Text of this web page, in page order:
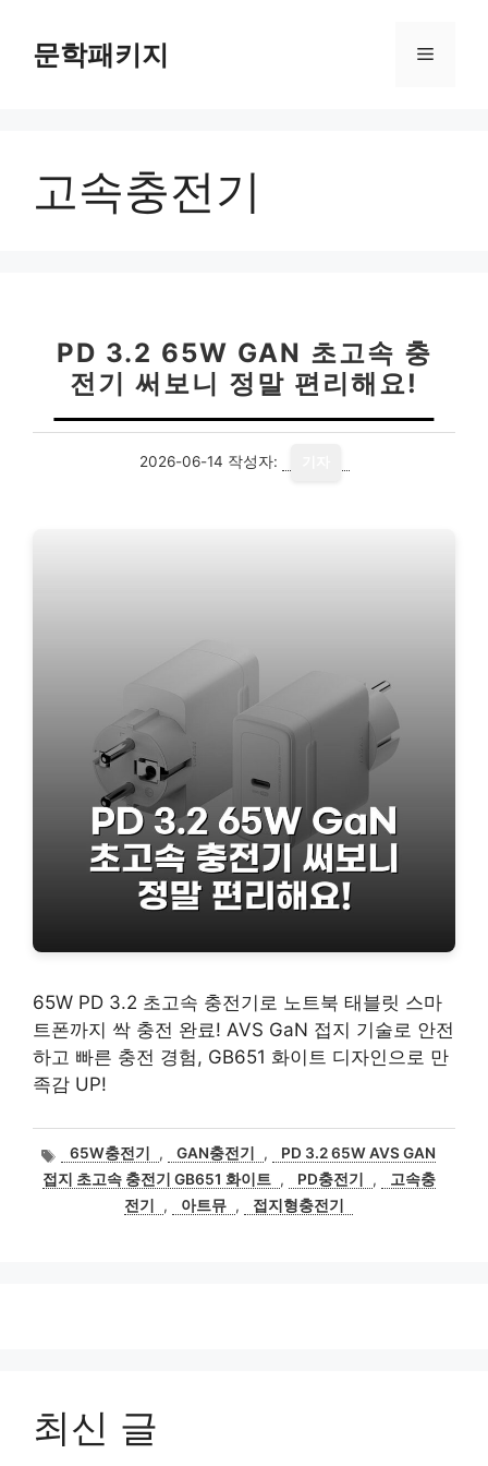
문학패키지 메
고속충전기
PD 3.2 65W GAN 초고속 충
전기 써보니 정말 편리해요!
2026-06-14 작성자:
65W PD 3.2 초고속 충전기로 노트북 태블릿 스마
트폰까지 싹 충전 완료! AVS GaN 접지 기술로 안전
하고 빠른 충전 경험, GB651 화이트 디자인으로 만
족감 UP!
태
그
65W충전기 , GAN충전기 ,
PD 3.2 65W AVS GAN
접지 초고속 충전기 GB651 화이트 , PD충전기 ,
고속충
전기
, 아트뮤 , 접지형충전기
최신 글